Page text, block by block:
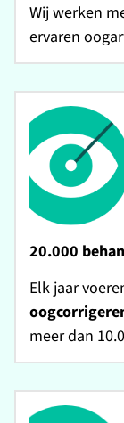
Wij werken
ervaren
20.000
Elk jaar
meer dan